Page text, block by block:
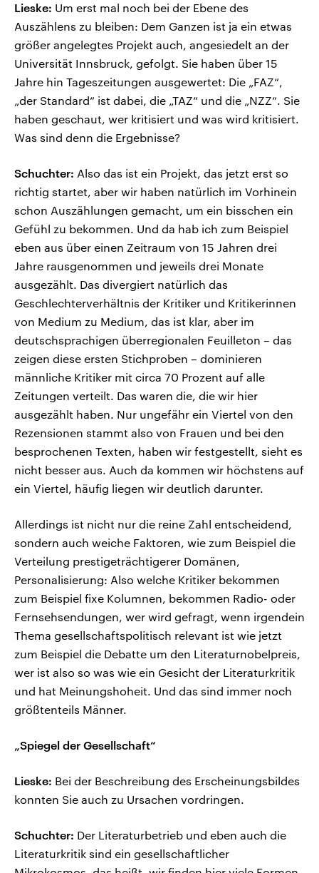
Lieske: Um erst mal noch bei der Ebene des
Auszählens zu bleiben: Dem Ganzen ist ja ein etwas
größer angelegtes Projekt auch, angesiedelt an der
Universität Innsbruck, gefolgt. Sie haben über 15
Jahre hin Tageszeitungen ausgewertet: Die „FAZ“,
„der Standard“ ist dabei, die „TAZ“ und die „NZZ“. Sie
haben geschaut, wer kritisiert und was wird kritisiert.
Was sind denn die Ergebnisse?
Schuchter: Also das ist ein Projekt, das jetzt erst so
richtig startet, aber wir haben natürlich im Vorhinein
schon Auszählungen gemacht, um ein bisschen ein
Gefühl zu bekommen. Und da hab ich zum Beispiel
eben aus über einen Zeitraum von 15 Jahren drei
Jahre rausgenommen und jeweils drei Monate
ausgezählt. Das divergiert natürlich das
Geschlechterverhältnis der Kritiker und Kritikerinnen
von Medium zu Medium, das ist klar, aber im
deutschsprachigen überregionalen Feuilleton – das
zeigen diese ersten Stichproben – dominieren
männliche Kritiker mit circa 70 Prozent auf alle
Zeitungen verteilt. Das waren die, die wir hier
ausgezählt haben. Nur ungefähr ein Viertel von den
Rezensionen stammt also von Frauen und bei den
besprochenen Texten, haben wir festgestellt, sieht es
nicht besser aus. Auch da kommen wir höchstens auf
ein Viertel, häufig liegen wir deutlich darunter.
Allerdings ist nicht nur die reine Zahl entscheidend,
sondern auch weiche Faktoren, wie zum Beispiel die
Verteilung prestigeträchtigerer Domänen,
Personalisierung: Also welche Kritiker bekommen
zum Beispiel fixe Kolumnen, bekommen Radio- oder
Fernsehsendungen, wer wird gefragt, wenn irgendein
Thema gesellschaftspolitisch relevant ist wie jetzt
zum Beispiel die Debatte um den Literaturnobelpreis,
wer ist also so was wie ein Gesicht der Literaturkritik
und hat Meinungshoheit. Und das sind immer noch
größtenteils Männer.
„Spiegel der Gesellschaft“
Lieske: Bei der Beschreibung des Erscheinungsbildes
konnten Sie auch zu Ursachen vordringen.
Schuchter: Der Literaturbetrieb und eben auch die
Literaturkritik sind ein gesellschaftlicher